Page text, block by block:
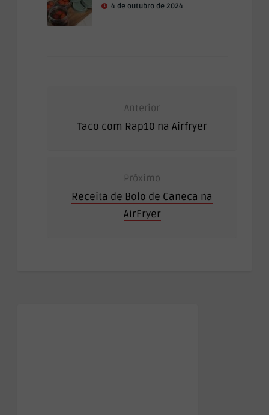
4 de outubro de 2024
Anterior
Taco com Rap10 na Airfryer
Próximo
Receita de Bolo de Caneca na
AirFryer